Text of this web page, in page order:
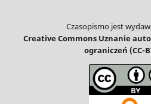
Czasopismo jest
Creative Commons Uznanie
ograniczeń (CC-